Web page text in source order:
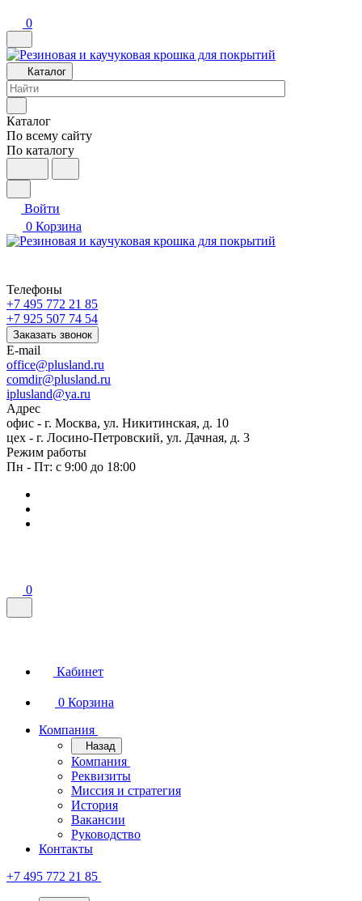
0
Каталог
Каталог
По всему сайту
По каталогу
Войти
0 Корзина
Телефоны
+7 495 772 21 85
+7 925 507 74 54
Заказать звонок
E-mail
office@plusland.ru
comdir@plusland.ru
iplusland@ya.ru
Адрес
офис - г. Москва, ул. Никитинская, д. 10
цех - г. Лосино-Петровский, ул. Дачная, д. 3
Режим работы
Пн - Пт: с 9:00 до 18:00
0
Кабинет
0 Корзина
Компания
Назад
Компания
Реквизиты
Миссия и стратегия
История
Вакансии
Руководство
Контакты
+7 495 772 21 85